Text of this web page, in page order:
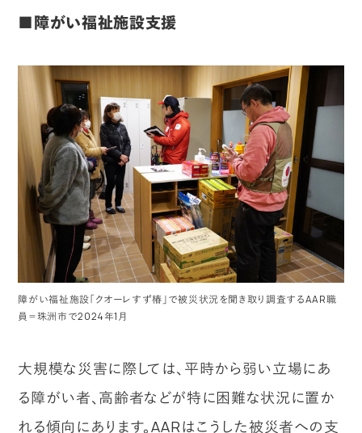
■障がい福祉施設支援
障がい福祉施設「クオーレすず椿」で被災状況を聞き取り調査するAAR職
員＝珠洲市で2024年1月
大規模な災害に際しては、平時から弱い立場にあ
る障がい者、高齢者などが特に困難な状況に置か
れる傾向にあります。AARはこうした被災者への支